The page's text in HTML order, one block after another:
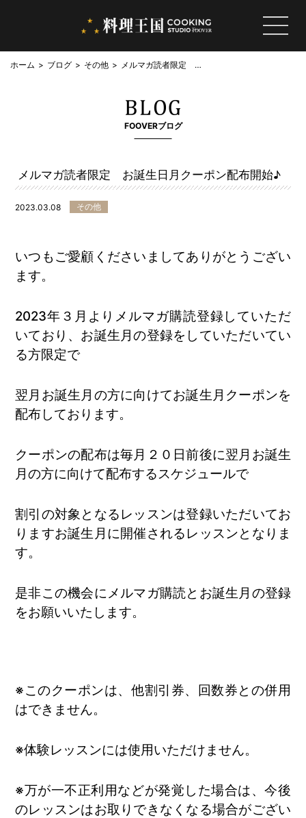
ホーム ブログ その他
メルマガ読者限定 お
FOOVERブログ
メルマガ読者限定 お誕生日月クーポン配布開始♪
2023.03.08 その他
いつもご愛顧くださいましてありがとうござい
ます。
2023年３月よりメルマガ購読登録していただ
いており、お誕生月の登録をしていただいてい
る方限定で
翌月お誕生月の方に向けてお誕生月クーポンを
配布しております。
クーポンの配布は毎月２０日前後に翌月お誕生
月の方に向けて配布するスケジュールで
割引の対象となるレッスンは登録いただいてお
りますお誕生月に開催されるレッスンとなりま
す。
是非この機会にメルマガ購読とお誕生月の登録
をお願いいたします。
※このクーポンは、他割引券、回数券との併用
はできません。
※体験レッスンには使用いただけません。
※万が一不正利用などが発覚した場合は、今後
のレッスンはお取りできなくなる場合がござい